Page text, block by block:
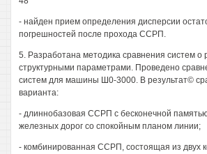
- найден прием определения дисперсии
погрешностей после прохода ССРП.
5. Разработана методика сравнения систем о
структурными параметрами. Проведено
систем для машины Ш0-3000. В результат©
варианта:
- длиннобазовая ССРП с бесконечной
железных дорог со спокойным планом линии;
- комбинированная ССРП, состоящая из двух